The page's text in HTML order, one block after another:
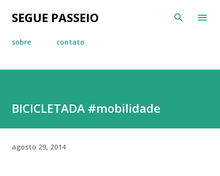
Pular para o conteúdo principal
SEGUE PASSEIO
sobre contato
BICICLETADA #mobilidade
agosto 29, 2014